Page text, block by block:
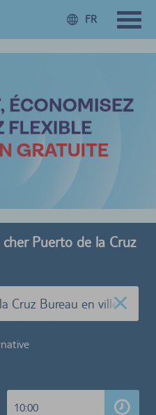
FR
Puerto de la Cruz
10:00